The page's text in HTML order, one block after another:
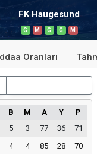
FK Haugesund
G M G G M
Oranları
B M A Y
P
5 3 77 36
71
4 4 85 28
70